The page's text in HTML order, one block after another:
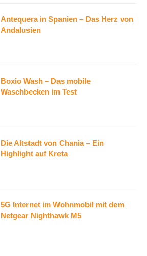
Antequera in Spanien – Das Herz von
Andalusien
Boxio Wash – Das mobile
Waschbecken im Test
Die Altstadt von Chania – Ein
Highlight auf Kreta
5G Internet im Wohnmobil mit dem
Netgear Nighthawk M5